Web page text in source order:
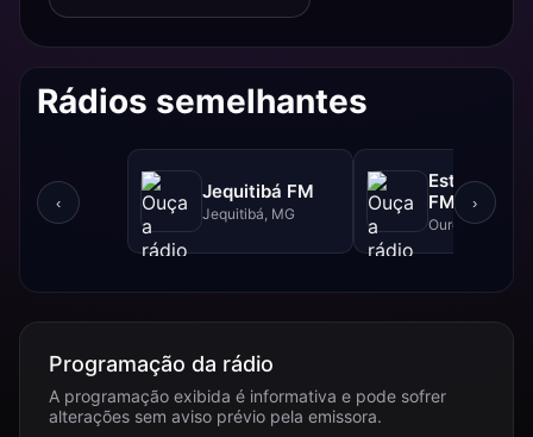
Rádios semelhantes
‹
Jequitibá FM
Jequitibá, MG
Estrada
FM - 102.5
Ouro Branco,
›
Programação da rádio
A programação exibida é informativa e pode sofrer
alterações sem aviso prévio pela emissora.